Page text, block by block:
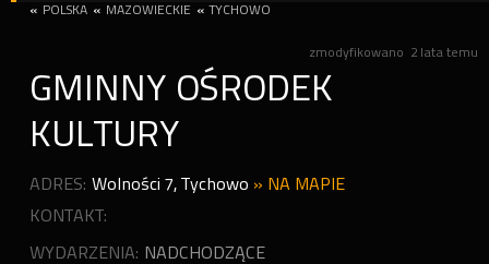
« POLSKA « MAZOWIECKIE « TYCHOWO
zmodyfikowano 2 lata temu
GMINNY OŚRODEK
KULTURY
ADRES: Wolności 7,Tychowo » NA MAPIE
KONTAKT:
WYDARZENIA: NADCHODZĄCE